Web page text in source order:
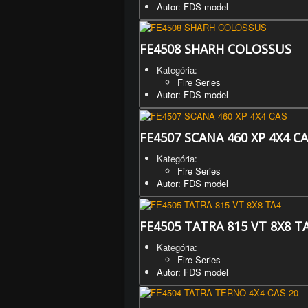
Autor: FDS model
FE4508 SHARH COLOSSUS
Kategória:
Fire Series
Autor: FDS model
FE4507 SCANA 460 XP 4X4
Kategória:
Fire Series
Autor: FDS model
FE4505 TATRA 815 VT 8X8
Kategória:
Fire Series
Autor: FDS model